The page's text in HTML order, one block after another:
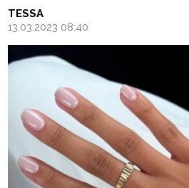
TESSA
13.03.2023 08:40